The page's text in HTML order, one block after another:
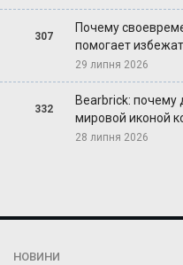
307
Почему
помогает
29 липня 2026
332
Bearbrick: почему
мировой иконой
28 липня 2026
НОВИНИ